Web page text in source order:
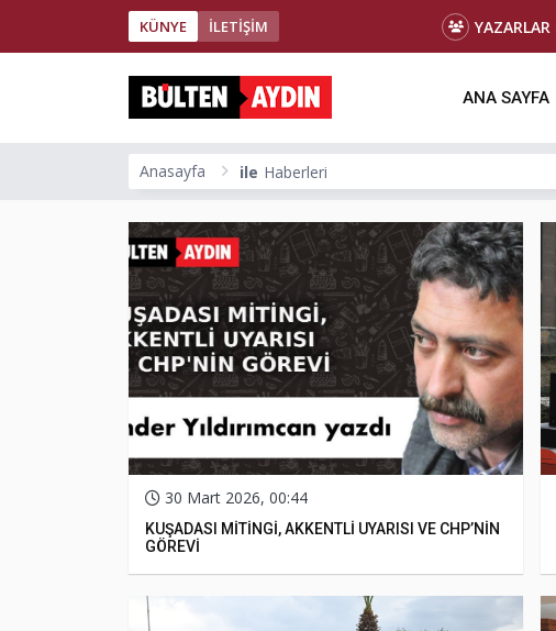
KÜNYE İLETİŞİM YAZARLAR
ANA SAYFA
Anasayfa ile Haberleri
30 Mart 2026, 00:44
KUŞADASI MİTİNGİ, AKKENTLİ UYARISI VE CHP’NİN
GÖREVİ